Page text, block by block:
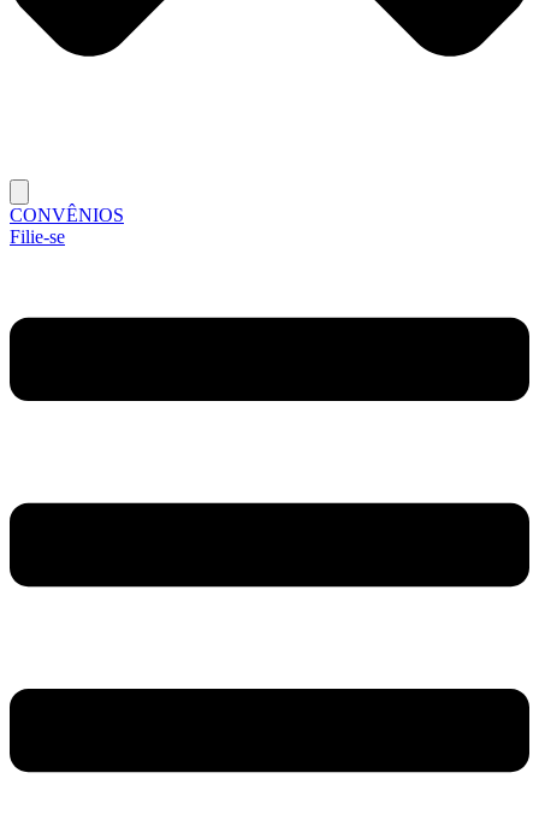
CONVÊNIOS
Filie-se